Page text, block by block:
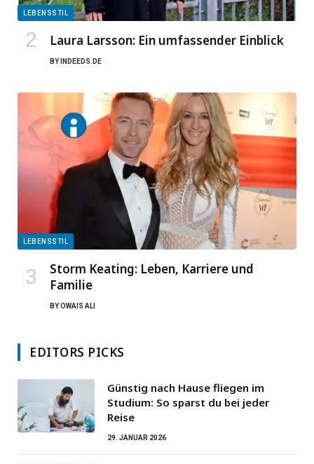
LEBENSSTIL
Laura Larsson: Ein umfassender Einblick
BY INDEEDS.DE
LEBENSSTIL
Storm Keating: Leben, Karriere und
Familie
BYOWAIS ALI
EDITORS PICKS
Günstig nach Hause fliegen im
Studium: So sparst du bei jeder
Reise
29. JANUAR 2026